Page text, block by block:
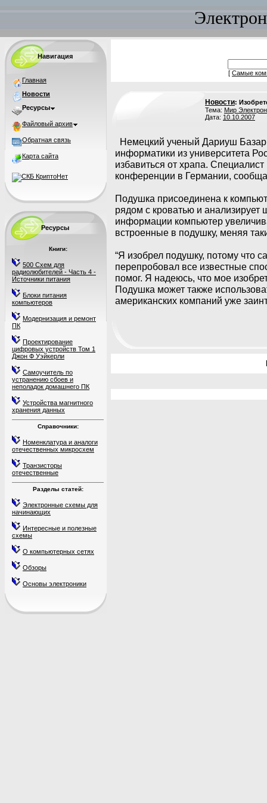
Навигация
Главная
Новости
Ресурсы
Файловый архив
Обратная связь
Карта сайта
Ресурсы
Книги:
500 Схем для
радиолюбителей - Часть 4 -
Источники питания
Блоки питания
компьютеров
Модернизация и ремонт
ПК
Проектирование
цифровых устройств Том 1
Джон Ф Уэйкерли
Самоучитель по
устранению сбоев и
неполадок домашнего ПК
Устройства магнитного
хранения данных
Справочники:
Номенклатура и аналоги
отечественных микросхем
Транзисторы
отечественные
Разделы статей:
Электронные схемы для
начинающих
Интересные и полезные
схемы
О компьютерных сетях
Обзоры
Основы электроники
[ Самые
Новости:
Тема: Мир
Дата: 10.10.2007
Немецкий ученый Дариуш
информатики из университета
избавиться от храпа.
конференции в Германии,
Подушка присоединена к
рядом с кроватью и
информации компьютер
встроенные в подушку, меняя
“Я изобрел подушку, потому что
перепробовал все известные
помог. Я надеюсь, что мое
Подушка может также
американских компаний уже